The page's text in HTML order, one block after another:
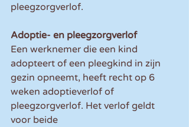
pleegzorgverlof.
Adoptie- en pleegzorgverlof
Een werknemer die een kind
adopteert of een pleegkind in zijn
gezin opneemt, heeft recht op 6
weken adoptieverlof of
pleegzorgverlof. Het verlof geldt
voor beide